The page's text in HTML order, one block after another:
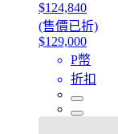
$124,840
(售價已折)
$129,000
P幣
折扣